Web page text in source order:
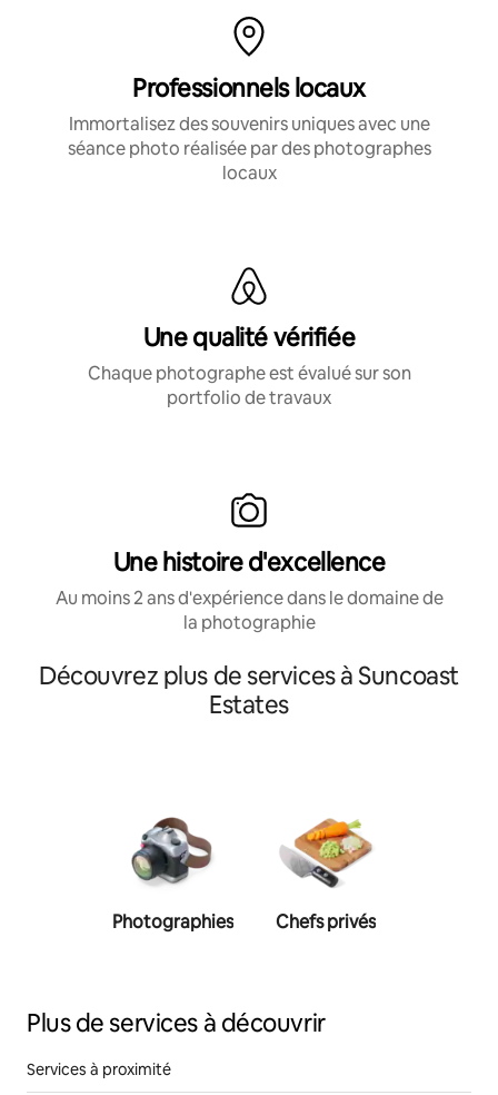
Professionnels locaux
Immortalisez des souvenirs uniques avec une
séance photo réalisée par des photographes
locaux
Une qualité vérifiée
Chaque photographe est évalué sur son
portfolio de travaux
Une histoire d'excellence
Au moins 2 ans d'expérience dans le domaine de
la photographie
Découvrez plus de services à Suncoast
Estates
Photographies Chefs privés
Plus de services à découvrir
Services à proximité